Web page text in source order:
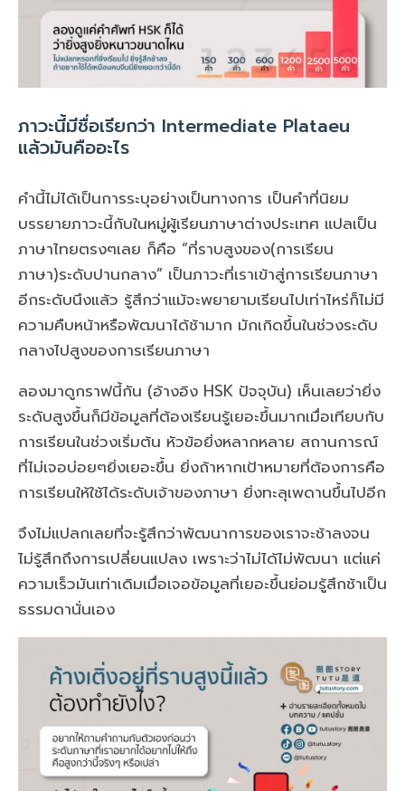
ภาวะนี้มีชื่อเรียกว่า Intermediate Plataeu
แล้วมันคืออะไร
คำนี้ไม่ได้เป็นการระบุอย่างเป็นทางการ เป็นคำที่นิยม
บรรยายภาวะนี้กับในหมู่ผู้เรียนภาษาต่างประเทศ แปลเป็น
ภาษาไทยตรงๆเลย ก็คือ “ที่ราบสูงของ(การเรียน
ภาษา)ระดับปานกลาง” เป็นภาวะที่เราเข้าสู่การเรียนภาษา
อีกระดับนึงแล้ว รู้สึกว่าแม้จะพยายามเรียนไปเท่าไหร่ก็ไม่มี
ความคืบหน้าหรือพัฒนาได้ช้ามาก มักเกิดขึ้นในช่วงระดับ
กลางไปสูงของการเรียนภาษา
ลองมาดูกราฟนี้กัน (อ้างอิง HSK ปัจจุบัน) เห็นเลยว่ายิ่ง
ระดับสูงขึ้นก็มีข้อมูลที่ต้องเรียนรู้เยอะขึ้นมากเมื่อเทียบกับ
การเรียนในช่วงเริ่มต้น หัวข้อยิ่งหลากหลาย สถานการณ์
ที่ไม่เจอบ่อยๆยิ่งเยอะขึ้น ยิ่งถ้าหากเป้าหมายที่ต้องการคือ
การเรียนให้ใช้ได้ระดับเจ้าของภาษา ยิ่งทะลุเพดานขึ้นไปอีก
จึงไม่แปลกเลยที่จะรู้สึกว่าพัฒนาการของเราจะช้าลงจน
ไม่รู้สึกถึงการเปลี่ยนแปลง เพราะว่าไม่ได้ไม่พัฒนา แต่แค่
ความเร็วมันเท่าเดิมเมื่อเจอข้อมูลที่เยอะขึ้นย่อมรู้สึกช้าเป็น
ธรรมดานั่นเอง